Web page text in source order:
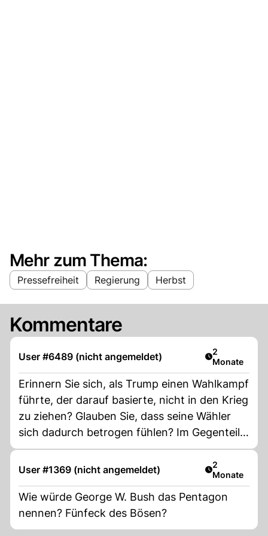
Mehr zum Thema:
Pressefreiheit Regierung Herbst
Kommentare
User #6489 (nicht angemeldet) Artikel
2
Monate
Erinnern Sie sich, als Trump einen Wahlkampf
führte, der darauf basierte, nicht in den Krieg
zu ziehen? Glauben Sie, dass seine Wähler
sich dadurch betrogen fühlen? Im Gegenteil:
Sie finden immer einen Weg, seine verrückten
Handlungen zu rechtfertigen. Mitglieder
User #1369 (nicht angemeldet) Artikel
2
Monate
Wie würde George W. Bush das Pentagon
nennen? Fünfeck des Bösen?